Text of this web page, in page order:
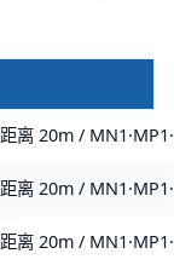
离 20m /
离 20m /
离 20m /